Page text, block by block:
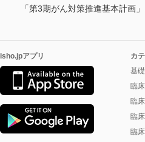
「第3期がん対策推進基本計画
isho.jpアプリ
カ
基
臨
臨
臨
臨